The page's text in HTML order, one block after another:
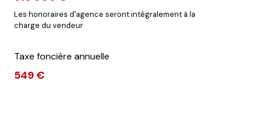
Les honoraires d'agence seront intégralement à la
charge du vendeur
Taxe foncière annuelle
549 €